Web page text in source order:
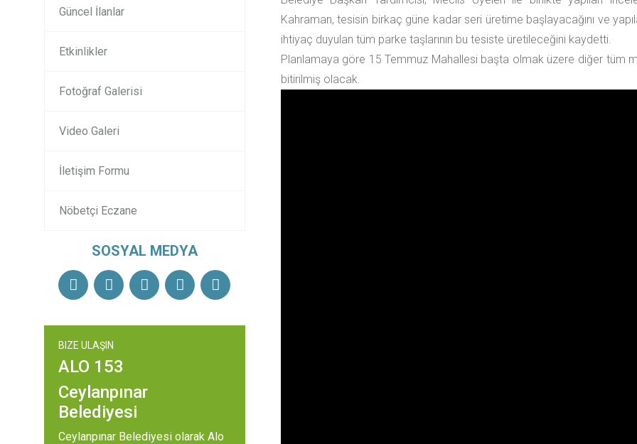
Güncel İlanlar
Etkinlikler
Fotoğraf Galerisi
Video Galeri
İletişim Formu
Nöbetçi Eczane
SOSYAL MEDYA
BIZE ULAŞIN
ALO 153
Ceylanpınar
Belediyesi
Ceylanpınar Belediyesi olarak Alo
Kahraman, tesisin birkaç güne kadar seri üretime başlayacağını ve
ihtiyaç duyulan tüm parke taşlarının bu tesiste üretileceğini kaydetti.
Planlamaya göre 15 Temmuz Mahallesi başta olmak üzere diğer tüm
bitirilmiş olacak.